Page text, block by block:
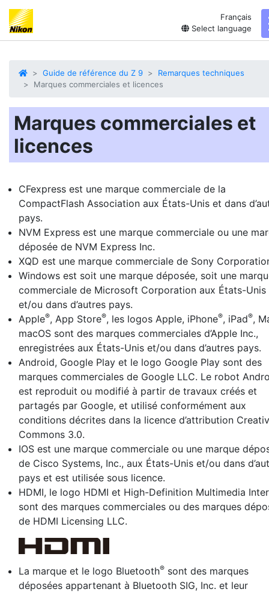
Français
Select language
Guide de référence du Z 9
Remarques techniques
Marques commerciales et licences
Marques commerciales et
licences
CFexpress est une marque commerciale de la
CompactFlash Association aux États-Unis et dans
pays.
NVM Express est une marque commerciale ou une
déposée de NVM Express Inc.
XQD est une marque commerciale de Sony
Windows est soit une marque déposée, soit une
commerciale de Microsoft Corporation aux États-Unis
et/ou dans d’autres pays.
Apple®, App Store®, les logos Apple, iPhone®, iPad®,
macOS sont des marques commerciales d’Apple Inc.,
enregistrées aux États-Unis et/ou dans d’autres pays.
Android, Google Play et le logo Google Play sont des
marques commerciales de Google LLC. Le robot
est reproduit ou modifié à partir de travaux créés et
partagés par Google, et utilisé conformément aux
conditions décrites dans la licence d’attribution
Commons 3.0.
IOS est une marque commerciale ou une marque
de Cisco Systems, Inc., aux États-Unis et/ou dans
pays et est utilisée sous licence.
HDMI, le logo HDMI et High-Definition Multimedia
sont des marques commerciales ou des marques
de HDMI Licensing LLC.
La marque et le logo Bluetooth® sont des marques
déposées appartenant à Bluetooth SIG, Inc. et leur